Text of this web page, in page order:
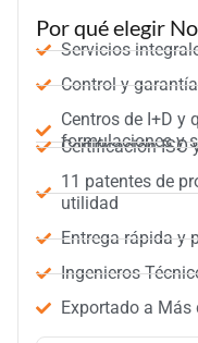
Por qué elegir
Servicios
Control y
Centros de I+D y
formulaciones y
Certificación ISO
11 patentes de
utilidad
Entrega rápida y
Ingenieros
Exportado a Más